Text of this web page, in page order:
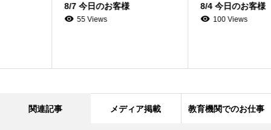
8/7 今日のお客様 8/4 今日のお客様
関連記事 メディア掲載 教育機関でのお仕事